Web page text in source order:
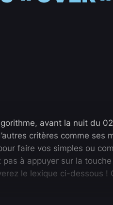
avant la nuit du
critères comme ses
faire vos simples ou
à appuyer sur la
le lexique ci-dessous !